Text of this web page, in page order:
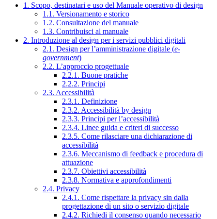
1. Scopo, destinatari e uso del Manuale operativo di design
1.1. Versionamento e storico
1.2. Consultazione del manuale
1.3. Contribuisci al manuale
2. Introduzione al design per i servizi pubblici digitali
2.1. Design per l’amministrazione digitale (e-
government)
2.2. L’approccio progettuale
2.2.1. Buone pratiche
2.2.2. Principi
2.3. Accessibilità
2.3.1. Definizione
2.3.2. Accessibilità by design
2.3.3. Principi per l’accessibilità
2.3.4. Linee guida e criteri di successo
2.3.5. Come rilasciare una dichiarazione di
accessibilità
2.3.6. Meccanismo di feedback e procedura di
attuazione
2.3.7. Obiettivi accessibilità
2.3.8. Normativa e approfondimenti
2.4. Privacy
2.4.1. Come rispettare la privacy sin dalla
progettazione di un sito o servizio digitale
2.4.2. Richiedi il consenso quando necessario